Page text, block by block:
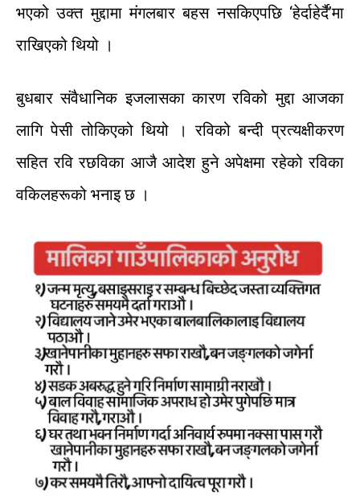
भएको उक्त मुद्दामा मंगलबार बहस नसकिएपछि‘हेर्दाहेर्दै’मा
राखिएकोथियो ।
बुधबार संवैधानिक इजलासका कारण रविको मुद्दा आजका
लागि पेसी तोकिएको थियो । रविको बन्दी प्रत्यक्षीकरण
सहित रवि रछविका आजै आदेश हुने अपेक्षमा रहेको रविका
वकिलहरूको भनाइ छ ।